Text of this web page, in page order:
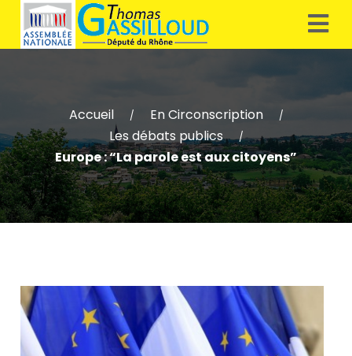
Accueil / En Circonscription /
Les débats publics /
Europe : “La parole est aux citoyens”